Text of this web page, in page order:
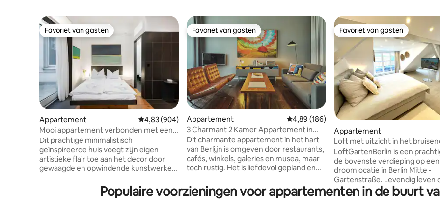
Favoriet van gasten
Favoriet van gasten
Appartement Gemiddelde beoordeling van 4,83 uit 5, 904 recensies
4,83 (904)
Mooi appartement verbonden met een
kunstgalerie
Dit prachtige minimalistisch
geïnspireerde huis voegt zijn eigen
artistieke flair toe aan het decor door
gewaagde en opwindende kunstwerken
hardhouten vloeren en zwart-witte
armaturen heeft elke ruimte een
Favoriet van gasten
Favoriet van gasten
Appartement Gemiddelde beoordeling van 4,89 uit 5, 186
4,89 (186)
3 Charmant 2 Kamer Appartement in
Berlijn Mitte
Dit charmante appartement in het hart
van Berlijn is omgeven door restaurants,
cafés, winkels, galeries en musea, maar
toch rustig. Het is liefdevol gepland en
voor 4 personen. De slaapkamer is klein
maar heeft een tweepersoonsbed van
Favoriet van gasten
Favoriet van gasten
Appartement
Loft met uitzicht in het
Mitte!
LoftGartenBerlin is een
de bovenste verdieping op een
droomlocatie in Berlin Mitte -
Gartenstraße. Levendig leven
50 meter afstand in Torstraße
uitstekende restaurants, bars
Populaire voorzieningen voor appartementen in de buurt